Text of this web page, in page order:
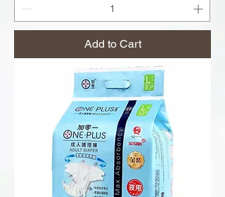
Add to Cart